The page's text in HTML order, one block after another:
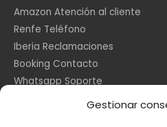
Gestionar
Amazon Atención al cliente
Renfe Teléfono
Iberia Reclamaciones
Booking Contacto
Whatsapp Soporte